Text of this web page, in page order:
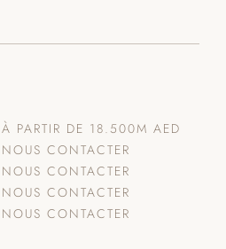
À PARTIR DE 18.500M AED
NOUS CONTACTER
NOUS CONTACTER
NOUS CONTACTER
NOUS CONTACTER